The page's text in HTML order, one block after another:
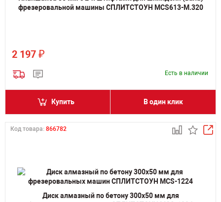
фрезеровальной машины СПЛИТСТОУН MCS613-M.320
2 197 ₽
Есть в наличии
Купить В один клик
Код товара: 866782
Диск алмазный по бетону 300x50 мм для